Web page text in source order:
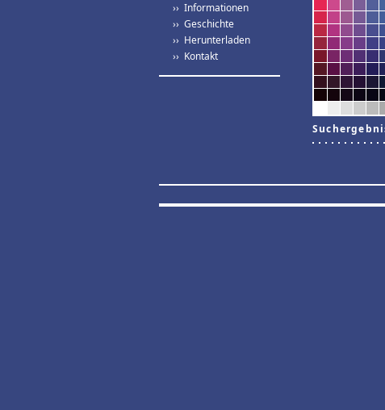
›› Informationen
›› Geschichte
›› Herunterladen
›› Kontakt